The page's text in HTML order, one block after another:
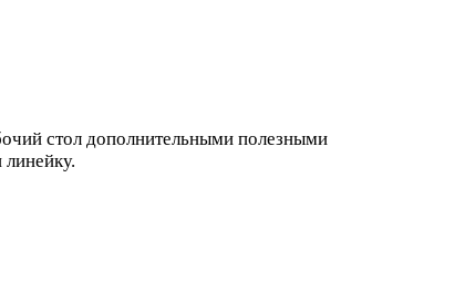
стол дополнительными полезными